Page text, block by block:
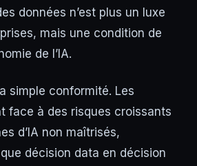
données n’est plus un luxe
mais une condition de
de l’IA.
simple conformité. Les
face à des risques croissants
d’IA non maîtrisés,
décision data en décision